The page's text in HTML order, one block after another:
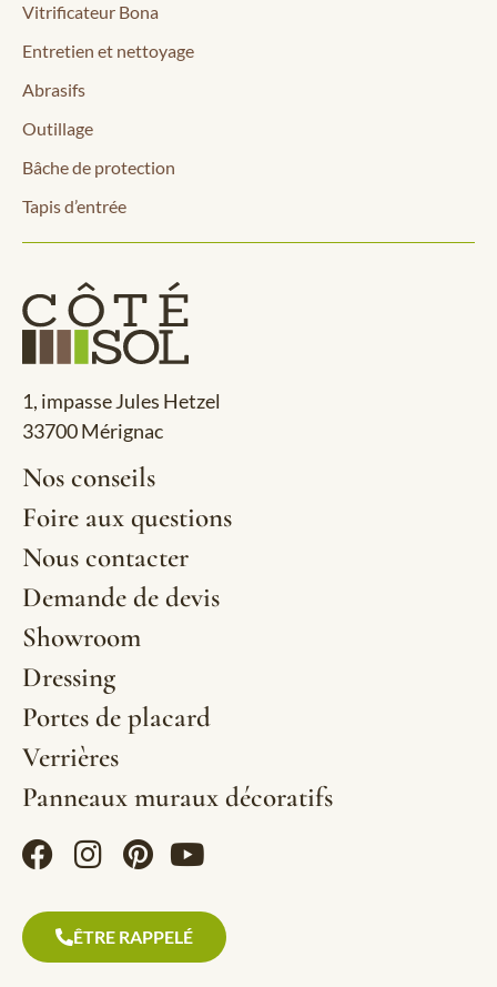
Vitrificateur Bona
Entretien et nettoyage
Abrasifs
Outillage
Bâche de protection
Tapis d’entrée
1, impasse Jules Hetzel
33700 Mérignac
Nos conseils
Foire aux questions
Nous contacter
Demande de devis
Showroom
Dressing
Portes de placard
Verrières
Panneaux muraux décoratifs
ÊTRE RAPPELÉ